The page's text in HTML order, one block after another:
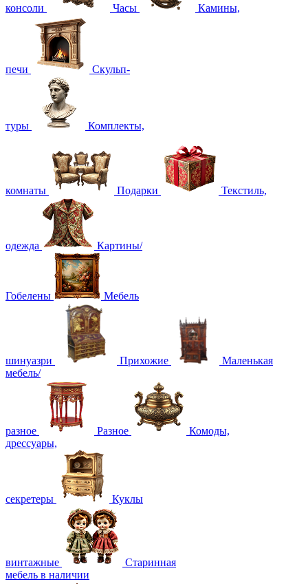
консоли Часы Камины,
печи Скульп-
туры Комплекты,
комнаты Подарки Текстиль,
одежда Картины/
Гобелены Мебель
шинуазри Прихожие
Маленькая
мебель/
разное Разное
Комоды,
дрессуары,
секретеры Куклы
винтажные
Старинная
мебель в наличии